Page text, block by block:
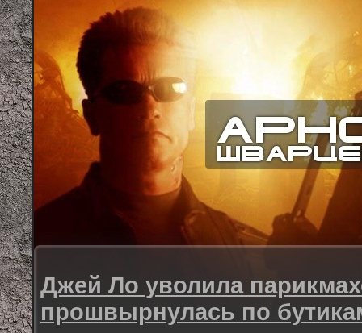
Джей Ло уволила
прошвырнулась по